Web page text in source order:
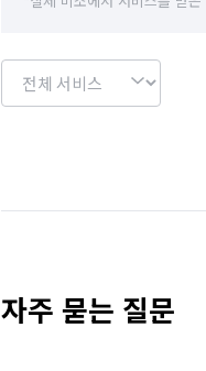
자주 묻는 질문